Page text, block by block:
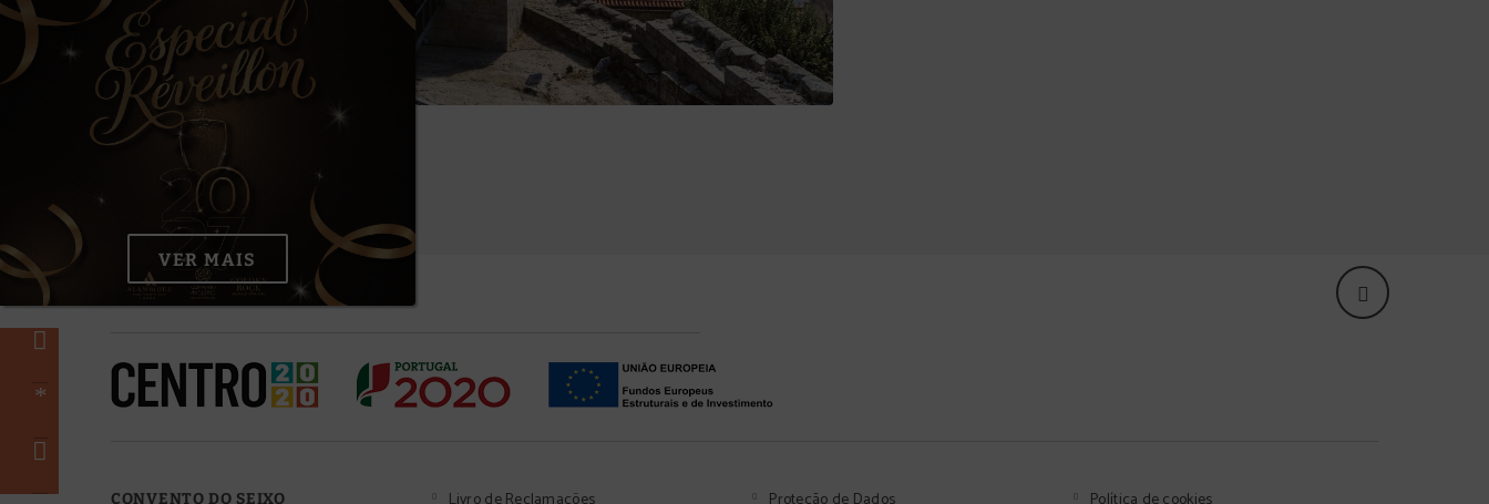
CONVENTO DO SEIXO
VER MAIS